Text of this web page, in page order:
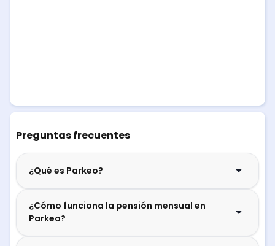
Preguntas frecuentes
¿Qué es Parkeo?
¿Cómo funciona la pensión mensual en
Parkeo?